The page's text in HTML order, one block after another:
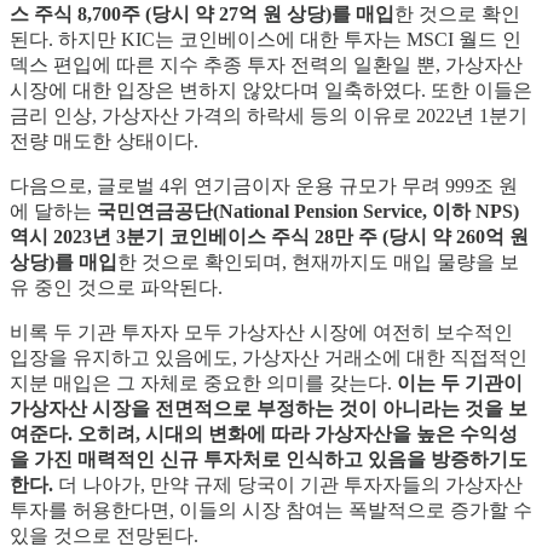
스 주식 8,700주 (당시 약 27억 원 상당)를 매입한 것으로 확인
된다. 하지만 KIC는 코인베이스에 대한 투자는 MSCI 월드 인
덱스 편입에 따른 지수 추종 투자 전력의 일환일 뿐, 가상자산
시장에 대한 입장은 변하지 않았다며 일축하였다. 또한 이들은
금리 인상, 가상자산 가격의 하락세 등의 이유로 2022년 1분기
전량 매도한 상태이다.
다음으로, 글로벌 4위 연기금이자 운용 규모가 무려 999조 원
에 달하는 국민연금공단(National Pension Service, 이하 NPS)
역시 2023년 3분기 코인베이스 주식 28만 주 (당시 약 260억 원
상당)를 매입한 것으로 확인되며, 현재까지도 매입 물량을 보
유 중인 것으로 파악된다.
비록 두 기관 투자자 모두 가상자산 시장에 여전히 보수적인
입장을 유지하고 있음에도, 가상자산 거래소에 대한 직접적인
지분 매입은 그 자체로 중요한 의미를 갖는다. 이는 두 기관이
가상자산 시장을 전면적으로 부정하는 것이 아니라는 것을 보
여준다. 오히려, 시대의 변화에 따라 가상자산을 높은 수익성
을 가진 매력적인 신규 투자처로 인식하고 있음을 방증하기도
한다. 더 나아가, 만약 규제 당국이 기관 투자자들의 가상자산
투자를 허용한다면, 이들의 시장 참여는 폭발적으로 증가할 수
있을 것으로 전망된다.